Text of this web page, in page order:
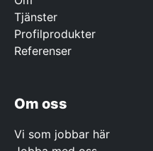
Tjänster
Profilprodukter
Referenser
Om oss
Vi som jobbar här